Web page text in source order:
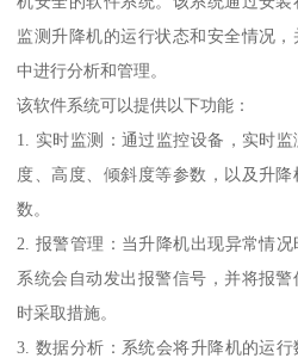
监测升降机的运行状态和安全情况
中进行分析和管理。
该软件系统可以提供以下功能：
1. 实时监测：通过监控设备，实时
度、高度、倾斜度等参数，以及升
数。
2. 报警管理：当升降机出现异常情
系统会自动发出报警信号，并将报
时采取措施。
3. 数据分析：系统会将升降机的运